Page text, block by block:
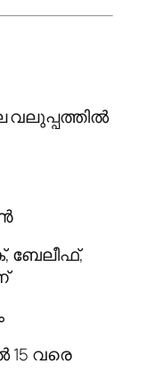
വലുപ്പത്തിൽ
ബേലീഫ്,
15 വരെ